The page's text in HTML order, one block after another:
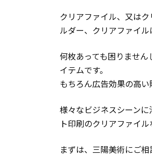
クリアファイル、又は
ルダー、クリアファイル
何枚あっても困りませ
イテムです。
もちろん広告効果の高い
様々なビジネスシーン
ト印刷のクリアファイル
まずは、三陽美術にご相